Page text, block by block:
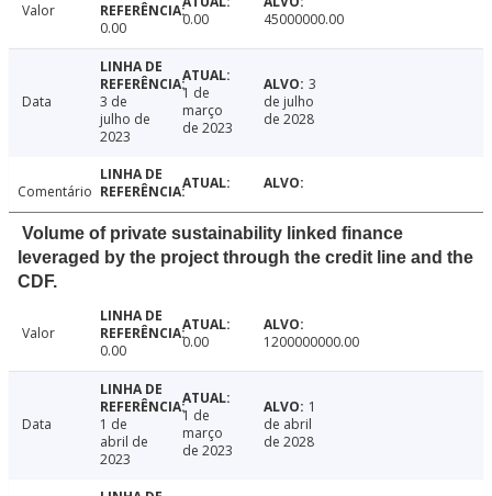
Valor
0.00
0.00 45000000.00
Data
3 de
julho de
2023
1 de
março
de 2023
3
de julho
de 2028
Comentário
Volume of private sustainability linked finance
leveraged by the project through the credit line and the
CDF.
Valor
0.00
0.00 1200000000.00
Data
1 de
abril de
2023
1 de
março
de 2023
1
de abril
de 2028